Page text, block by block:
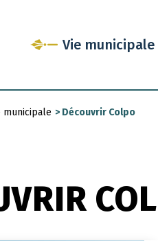
Vie municipale
municipale > Découvrir Colpo